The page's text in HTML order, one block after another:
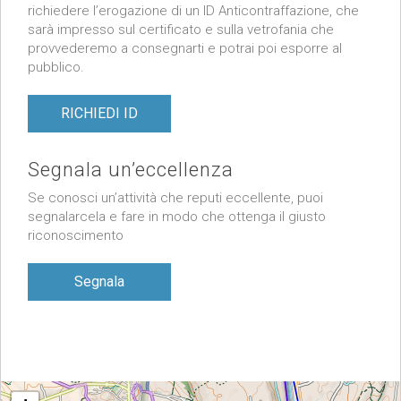
richiedere l’erogazione di un ID Anticontraffazione, che
sarà impresso sul certificato e sulla vetrofania che
provvederemo a consegnarti e potrai poi esporre al
pubblico.
RICHIEDI ID
Segnala un’eccellenza
Se conosci un’attività che reputi eccellente, puoi
segnalarcela e fare in modo che ottenga il giusto
riconoscimento
Segnala